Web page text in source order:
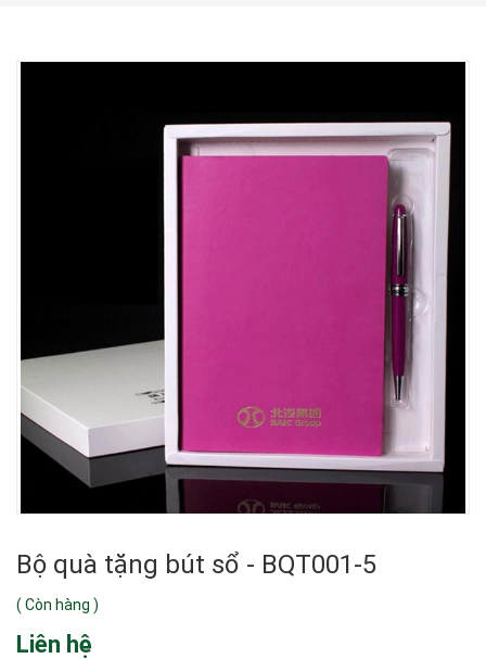
Bộ quà tặng bút sổ - BQT001-5
( Còn hàng )
Liên hệ